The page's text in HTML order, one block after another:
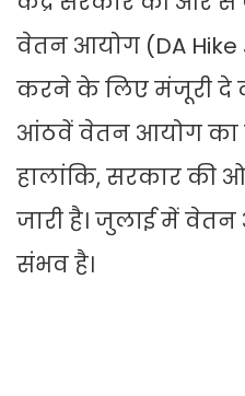
वेतन आयोग (DA Hike
करने के लिए मंजूरी दे
आंठवें वेतन आयोग का
हालांकि, सरकार की
जारी है। जुलाई में
संभव है।